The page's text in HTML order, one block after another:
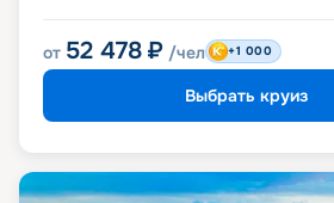
от 52 478 ₽ /чел +1 000
Выбрать круиз